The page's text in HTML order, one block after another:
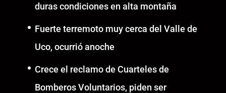
duras condiciones en alta montaña
Fuerte terremoto muy cerca del Valle de
Uco, ocurrió anoche
Crece el reclamo de Cuarteles de
Bomberos Voluntarios, piden ser